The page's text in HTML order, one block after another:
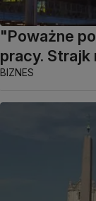
"Poważne
pracy. Strajk
BIZNES